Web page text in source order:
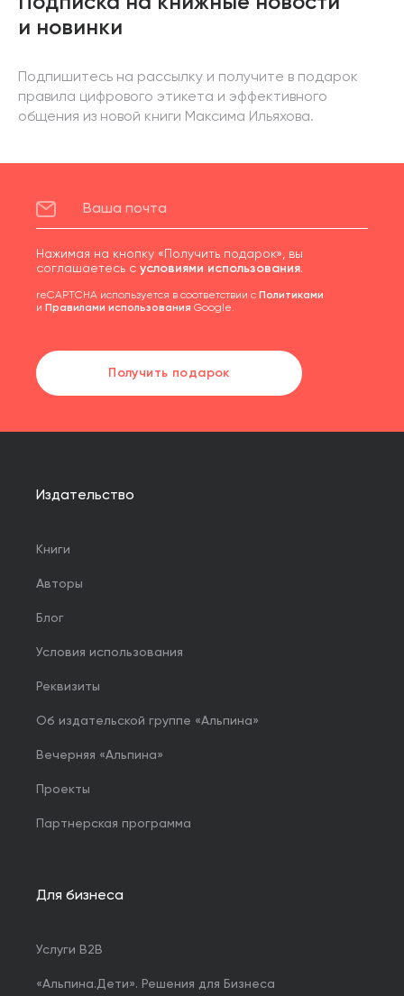
и новинки
Подпишитесь на рассылку и получите в подарок
правила цифрового этикета и эффективного
общения из новой книги Максима Ильяхова.
Нажимая на кнопку «Получить подарок», вы
соглашаетесь с условиями использования.
reCAPTCHA используется в соответствии с Политиками
и Правилами использования Google.
Получить подарок
Издательство
Книги
Авторы
Блог
Условия использования
Реквизиты
Об издательской группе «Альпина»
Вечерняя «Альпина»
Проекты
Партнерская программа
Для бизнеса
Услуги B2B
«Альпина.Дети». Решения для Бизнеса